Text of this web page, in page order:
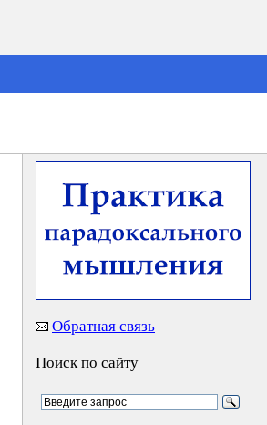
Обратная связь
Поиск по сайту